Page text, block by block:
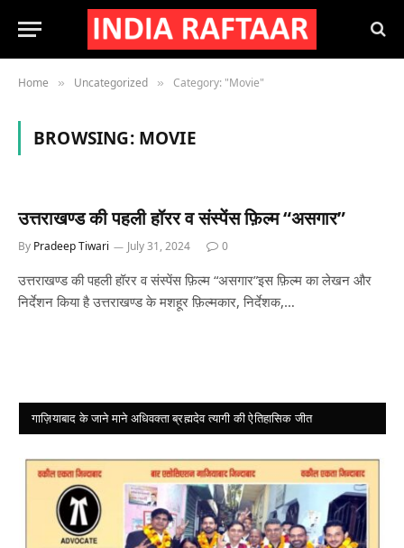
Home » Uncategorized » Category: "Movie"
BROWSING: MOVIE
उत्तराखण्ड की पहली हॉरर व संस्पेंस फ़िल्म “असगार”
By Pradeep Tiwari July 31, 2024 0
उत्तराखण्ड की पहली हॉरर व संस्पेंस फ़िल्म “असगार”इस फ़िल्म का लेखन और
निर्देशन किया है उत्तराखण्ड के मशहूर फ़िल्मकार, निर्देशक,…
गाज़ियाबाद के जाने माने अधिवक्ता ब्रह्मदेव त्यागी की ऐतिहासिक जीत